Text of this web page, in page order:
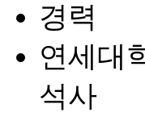
경력
연세대
석사